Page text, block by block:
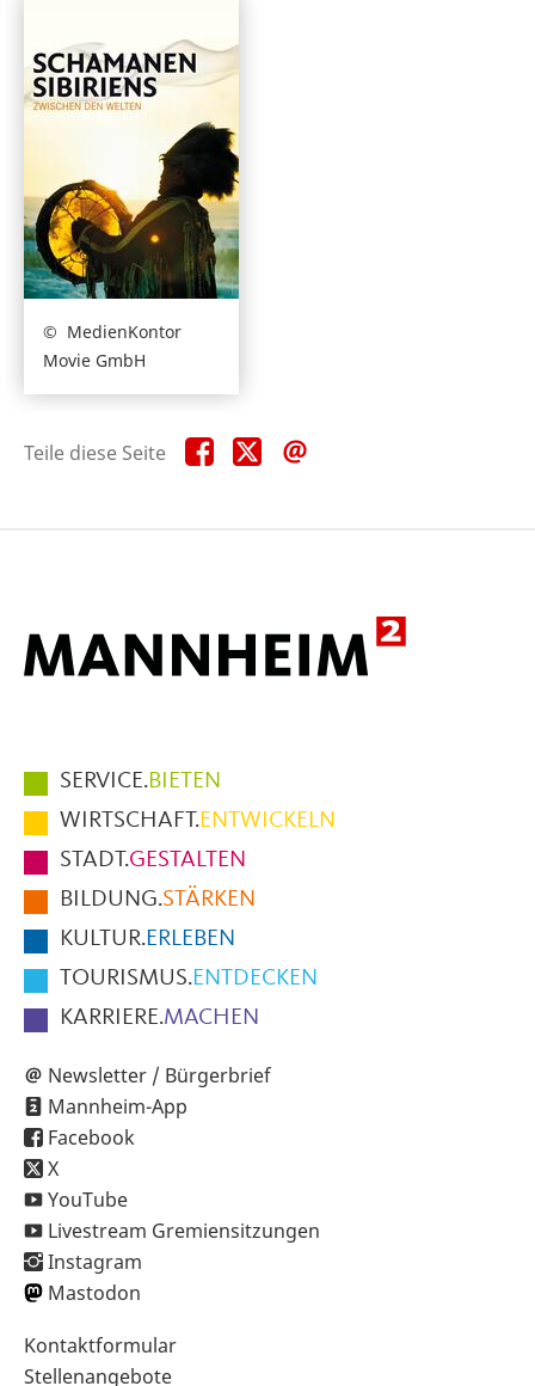
MedienKontor
Movie GmbH
Teile diese Seite Teile
diese
Teile
diese
Hauptmenüpunkte
im
Fußbereich
der
Seite
SERVICE.BIETEN
WIRTSCHAFT.ENTWICKELN
STADT.GESTALTEN
BILDUNG.STÄRKEN
KULTUR.ERLEBEN
TOURISMUS.ENTDECKEN
KARRIERE.MACHEN
Newsletter / Bürgerbrief
Mannheim-App
Facebook
X
YouTube
Livestream Gremiensitzungen
Instagram
Mastodon
Sekundärnavigation
im
Kontaktformular
Stellenangebote